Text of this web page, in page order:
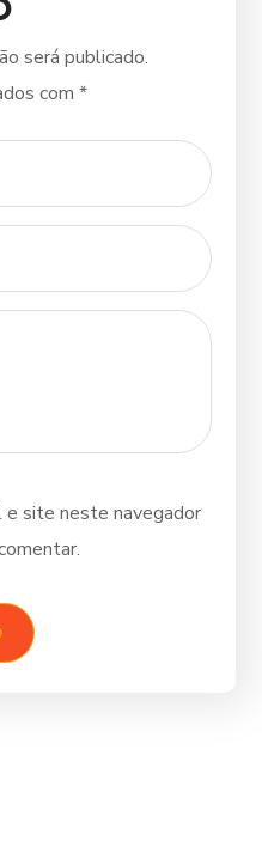
será publicado.
com*
e site neste navegador